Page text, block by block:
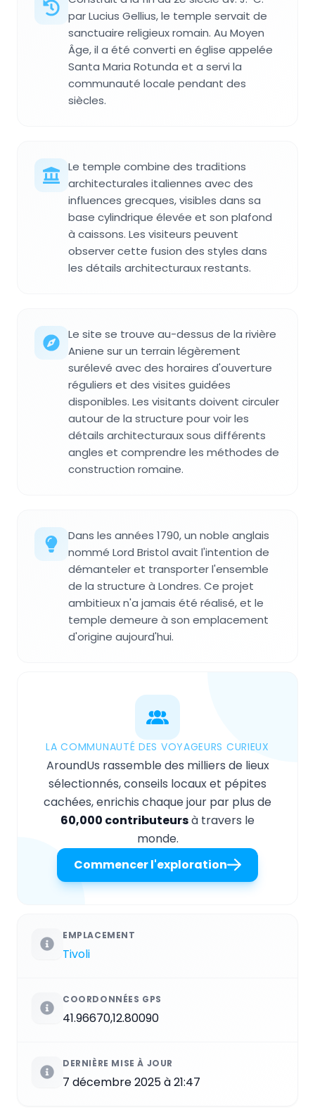
par Lucius Gellius, le temple servait de
sanctuaire religieux romain. Au Moyen
Âge, il a été converti en église appelée
Santa Maria Rotunda et a servi la
communauté locale pendant des
siècles.
Le temple combine des traditions
architecturales italiennes avec des
influences grecques, visibles dans sa
base cylindrique élevée et son plafond
à caissons. Les visiteurs peuvent
observer cette fusion des styles dans
les détails architecturaux restants.
Le site se trouve au-dessus de la rivière
Aniene sur un terrain légèrement
surélevé avec des horaires d'ouverture
réguliers et des visites guidées
disponibles. Les visitants doivent circuler
autour de la structure pour voir les
détails architecturaux sous différents
angles et comprendre les méthodes de
construction romaine.
Dans les années 1790, un noble anglais
nommé Lord Bristol avait l'intention de
démanteler et transporter l'ensemble
de la structure à Londres. Ce projet
ambitieux n'a jamais été réalisé, et le
temple demeure à son emplacement
d'origine aujourd'hui.
LA COMMUNAUTÉ DES VOYAGEURS CURIEUX
AroundUs rassemble des milliers de lieux
sélectionnés, conseils locaux et pépites
cachées, enrichis chaque jour par plus de
60,000 contributeursà travers le
monde.
Commencer l'exploration
EMPLACEMENT
Tivoli
COORDONNÉES GPS
41.96670,12.80090
DERNIÈRE MISE À JOUR
7 décembre 2025 à 21:47